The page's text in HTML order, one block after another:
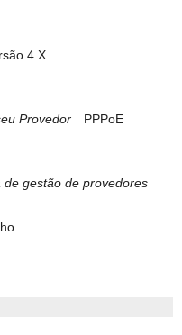
4.X
Provedor PPPoE
gestão de provedores